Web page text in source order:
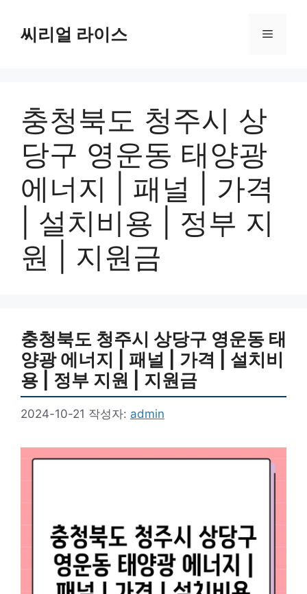
씨리얼 라이스 메
충청북도 청주시 상
당구 영운동 태양광
에너지 | 패널 | 가격
| 설치비용 | 정부 지
원 | 지원금
충청북도 청주시 상당구 영운동 태
양광 에너지 | 패널 | 가격 | 설치비
용 | 정부 지원 | 지원금
2024-10-21 작성자: admin